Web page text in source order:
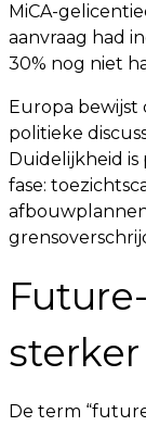
MiCA-
aanvraag had
30% nog niet
Europa bewijst
politieke
Duidelijkheid
fase:
De term